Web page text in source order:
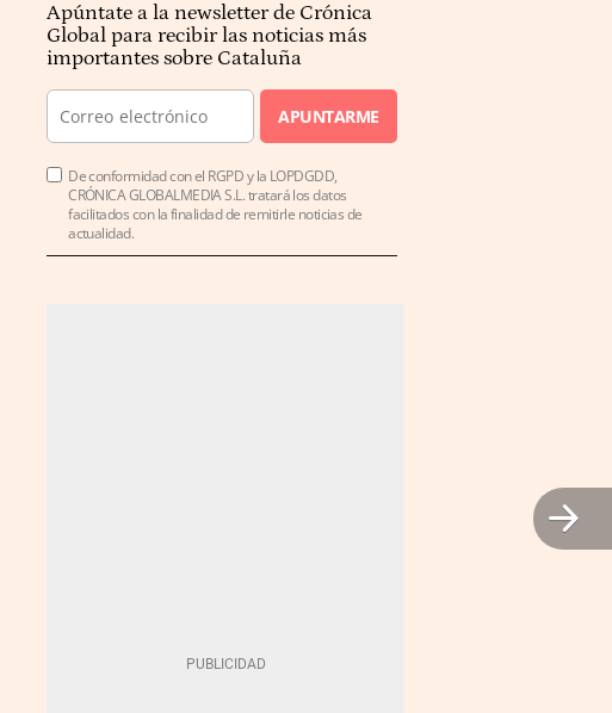
Apúntate a la newsletter de Crónica
Global para recibir las noticias más
importantes sobre Cataluña
APUNTARME
De conformidad con el RGPD y la LOPDGDD,
CRÓNICA GLOBALMEDIA S.L. tratará los datos
facilitados con la finalidad de remitirle noticias de
actualidad.